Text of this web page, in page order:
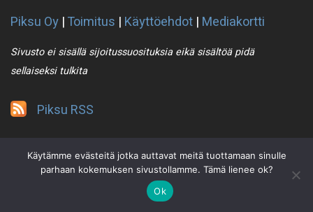
Piksu Oy |Toimitus | Käyttöehdot | Mediakortti
Sivusto ei sisällä sijoitussuosituksia eikä sisältöä pidä
sellaiseksi tulkita
Piksu RSS
2021 © Piksu Oy
Käytämme evästeitä jotka auttavat meitä tuottamaan sinulle
parhaan kokemuksen sivustollamme. Tämä lienee ok?
Ok